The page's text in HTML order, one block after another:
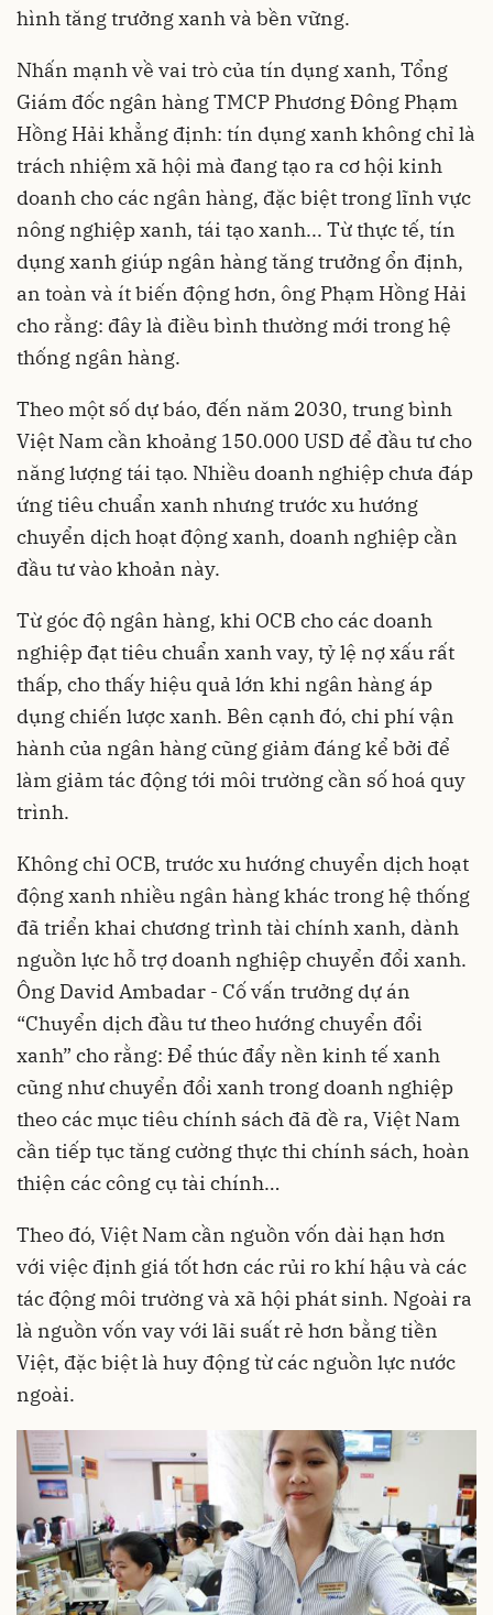
hình tăng trưởng xanh và bền vững.
Nhấn mạnh về vai trò của tín dụng xanh, Tổng
Giám đốc ngân hàng TMCP Phương Đông Phạm
Hồng Hải khẳng định: tín dụng xanh không chỉ là
trách nhiệm xã hội mà đang tạo ra cơ hội kinh
doanh cho các ngân hàng, đặc biệt trong lĩnh vực
nông nghiệp xanh, tái tạo xanh... Từ thực tế, tín
dụng xanh giúp ngân hàng tăng trưởng ổn định,
an toàn và ít biến động hơn, ông Phạm Hồng Hải
cho rằng: đây là điều bình thường mới trong hệ
thống ngân hàng.
Theo một số dự báo, đến năm 2030, trung bình
Việt Nam cần khoảng 150.000 USD để đầu tư cho
năng lượng tái tạo. Nhiều doanh nghiệp chưa đáp
ứng tiêu chuẩn xanh nhưng trước xu hướng
chuyển dịch hoạt động xanh, doanh nghiệp cần
đầu tư vào khoản này.
Từ góc độ ngân hàng, khi OCB cho các doanh
nghiệp đạt tiêu chuẩn xanh vay, tỷ lệ nợ xấu rất
thấp, cho thấy hiệu quả lớn khi ngân hàng áp
dụng chiến lược xanh. Bên cạnh đó, chi phí vận
hành của ngân hàng cũng giảm đáng kể bởi để
làm giảm tác động tới môi trường cần số hoá quy
trình.
Không chỉ OCB, trước xu hướng chuyển dịch hoạt
động xanh nhiều ngân hàng khác trong hệ thống
đã triển khai chương trình tài chính xanh, dành
nguồn lực hỗ trợ doanh nghiệp chuyển đổi xanh.
Ông David Ambadar - Cố vấn trưởng dự án
“Chuyển dịch đầu tư theo hướng chuyển đổi
xanh” cho rằng: Để thúc đẩy nền kinh tế xanh
cũng như chuyển đổi xanh trong doanh nghiệp
theo các mục tiêu chính sách đã đề ra, Việt Nam
cần tiếp tục tăng cường thực thi chính sách, hoàn
thiện các công cụ tài chính…
Theo đó, Việt Nam cần nguồn vốn dài hạn hơn
với việc định giá tốt hơn các rủi ro khí hậu và các
tác động môi trường và xã hội phát sinh. Ngoài ra
là nguồn vốn vay với lãi suất rẻ hơn bằng tiền
Việt, đặc biệt là huy động từ các nguồn lực nước
ngoài.